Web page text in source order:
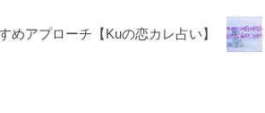
めアプローチ【Kuの恋カレ占い】